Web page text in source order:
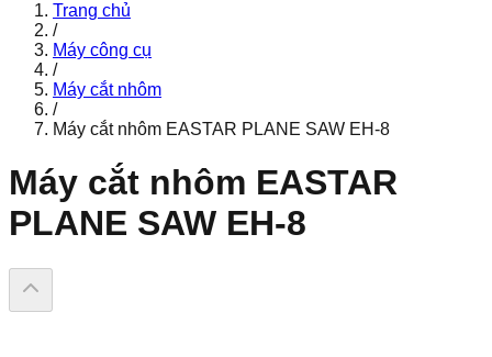
Trang chủ
/
Máy công cụ
/
Máy cắt nhôm
/
Máy cắt nhôm EASTAR PLANE SAW EH-8
Máy cắt nhôm EASTAR
PLANE SAW EH-8